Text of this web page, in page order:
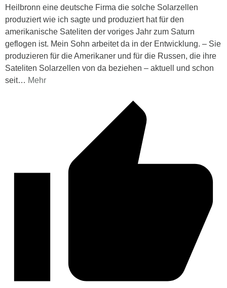
Heilbronn eine deutsche Firma die solche Solarzellen
produziert wie ich sagte und produziert hat für den
amerikanische Sateliten der voriges Jahr zum Saturn
geflogen ist. Mein Sohn arbeitet da in der Entwicklung. – Sie
produzieren für die Amerikaner und für die Russen, die ihre
Sateliten Solarzellen von da beziehen – aktuell und schon
seit… Mehr